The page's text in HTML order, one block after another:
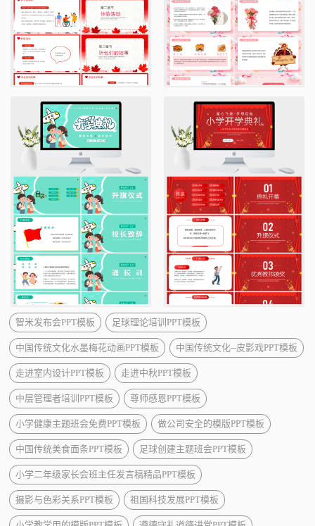
智米发布会PPT模板 足球理论培训PPT模板
中国传统文化水墨梅花动画PPT模板 中国传统文化--皮影戏PPT模板
走进室内设计PPT模板 走进中秋PPT模板
中层管理者培训PPT模板 尊师感恩PPT模板
小学健康主题班会免费PPT模板 做公司安全的模版PPT模板
中国传统美食面条PPT模板 足球创建主题班会PPT模板
小学二年级家长会班主任发言稿精品PPT模板
摄影与色彩关系PPT模板 祖国科技发展PPT模板